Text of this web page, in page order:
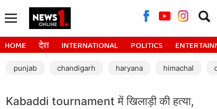
for:
HOME देश INTERNATIONAL POLITICS
punjab chandigarh haryana himachal
Kabaddi tournament में खिलाड़ी की हत्या,